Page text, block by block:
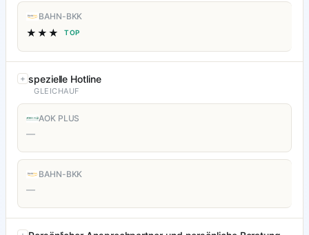
BAHN-BKK
★★★ TOP
spezielle Hotline
GLEICHAUF
AOK PLUS
—
BAHN-BKK
—